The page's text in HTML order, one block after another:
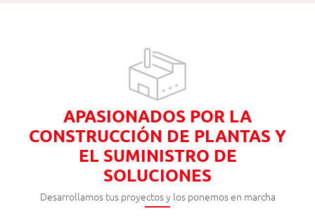
APASIONADOS POR LA
CONSTRUCCIÓN DE PLANTAS Y
EL SUMINISTRO DE
SOLUCIONES
Desarrollamos tus proyectos y los ponemos en marcha